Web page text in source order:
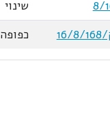
שינוי
כפופה